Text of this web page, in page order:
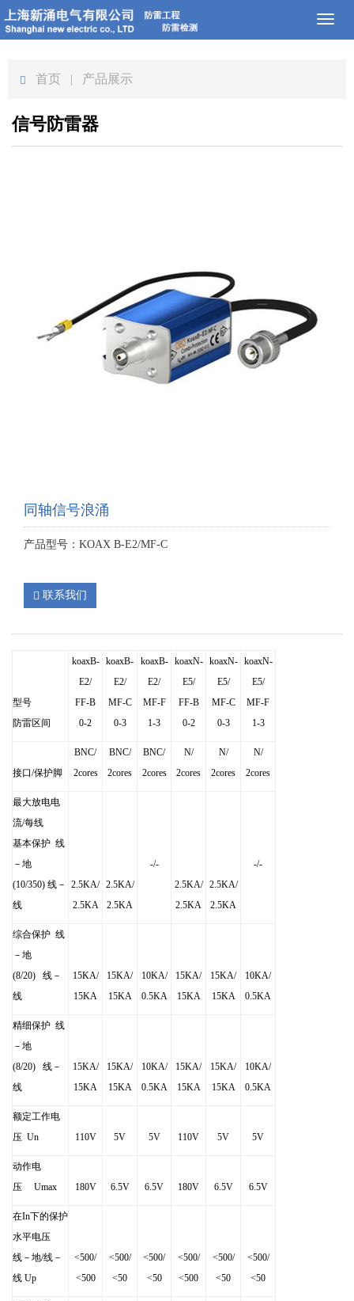
首页 | 产品展示
信号防雷器
同轴信号浪涌
产品型号：KOAX B-E2/MF-C
联系我们
型号
防雷区间
koaxB-
E2/
FF-B
0-2
koaxB-
E2/
MF-C
0-3
koaxB-
E2/
MF-F
1-3
koaxN-
E5/
FF-B
0-2
koaxN-
E5/
MF-C
0-3
koaxN-
E5/
MF-F
1-3
接口/保护脚
BNC/
2cores
BNC/
2cores
BNC/
2cores
N/
2cores
N/
2cores
N/
2cores
最大放电电
流/每线
基本保护 线
－地
(10/350) 线－
线
2.5KA/
2.5KA
2.5KA/
2.5KA
-/-
2.5KA/
2.5KA
2.5KA/
2.5KA
-/-
综合保护 线
－地
(8/20) 线－
线
15KA/
15KA
15KA/
15KA
10KA/
0.5KA
15KA/
15KA
15KA/
15KA
10KA/
0.5KA
精细保护 线
－地
(8/20) 线－
线
15KA/
15KA
15KA/
15KA
10KA/
0.5KA
15KA/
15KA
15KA/
15KA
10KA/
0.5KA
额定工作电
压 Un 110V 5V 5V 110V 5V 5V
动作电
压 Umax 180V 6.5V 6.5V 180V 6.5V 6.5V
在In下的保护
水平电压
线－地/线－
线 Up
<500/
<500
<500/
<50
<500/
<50
<500/
<500
<500/
<50
<500/
<50